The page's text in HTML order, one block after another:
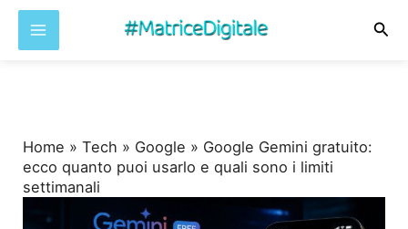
Home »Tech » Google » Google Gemini gratuito:
ecco quanto puoi usarlo e quali sono i limiti
settimanali